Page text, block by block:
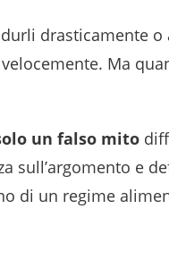
drasticamente
Ma
un falso mito
sull’argomento e
di un regime